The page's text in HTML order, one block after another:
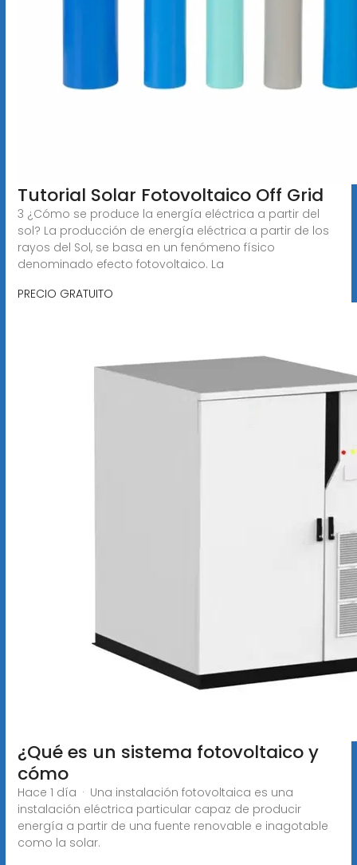
Tutorial Solar Fotovoltaico Off Grid
3 ¿Cómo se produce la energía eléctrica a partir del
sol? La producción de energía eléctrica a partir de los
rayos del Sol, se basa en un fenómeno físico
denominado efecto fotovoltaico. La
PRECIO GRATUITO
¿Qué es un sistema fotovoltaico y
cómo
Hace 1 día · Una instalación fotovoltaica es una
instalación eléctrica particular capaz de producir
energía a partir de una fuente renovable e inagotable
como la solar.